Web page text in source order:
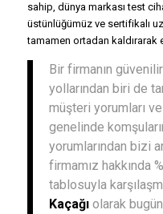
sahip, dünya markası test
üstünlüğümüz ve sertifikalı
tamamen ortadan kaldırarak
Bir firmanın
yollarından biri de
müşteri yorumları
genelinde
yorumlarından bizi
firmamız hakkında
tablosuyla
Kaçağıolarak